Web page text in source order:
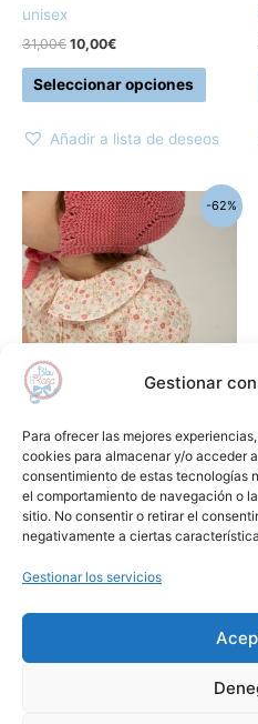
Gestionar
Para ofrecer las mejores
cookies para almacenar y/o acceder
consentimiento de estas tecnologías
el comportamiento de navegación o
sitio. No consentir o retirar el
negativamente a ciertas
Gestionar los servicios
unisex
31,00€ 10,00€
Seleccionar opciones
página
Añadir a lista de deseos
-62%
Blusa popelín rosa NANOS
59,90€
El
precio
original
era:
59,90€.
23,00€
El
precio
actual
es:
23,00€.
Seleccionar opciones
Este
Las
elegir
en
página
Añadir a lista de deseos
Política de